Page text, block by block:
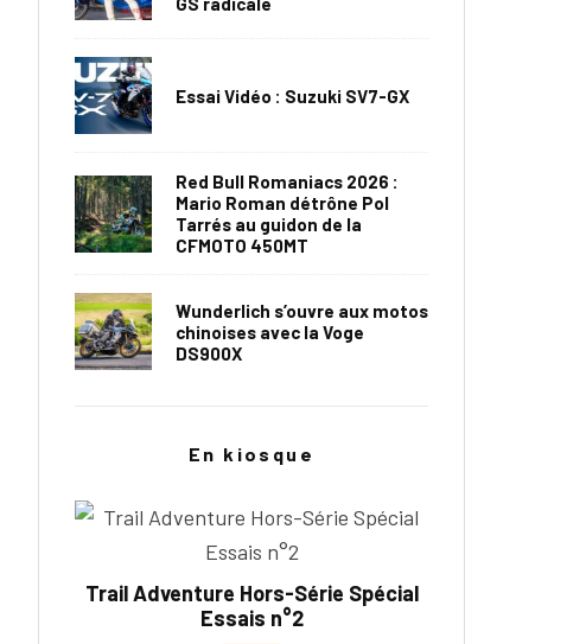
Essai Vidéo : Suzuki SV7-GX
Red Bull Romaniacs 2026 :
Mario Roman détrône Pol
Tarrés au guidon de la
CFMOTO 450MT
Wunderlich s’ouvre aux motos
chinoises avec la Voge
DS900X
En kiosque
Trail Adventure Hors-Série Spécial
Essais n°2